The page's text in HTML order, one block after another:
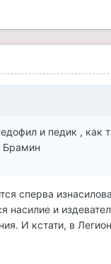
и педик , как
Брамин
сперва
насилие и
И кстати, в